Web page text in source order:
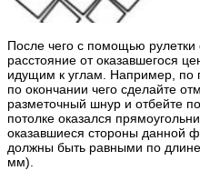
После чего с помощью рулетки
расстояние от оказавшегося
идущим к углам. Например, по
по окончании чего сделайте
разметочный шнур и отбейте
потолке оказался
оказавшиеся стороны данной
должны быть равными по
мм).